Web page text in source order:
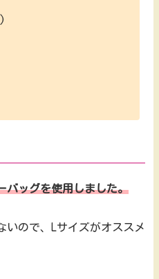
バッグを使用しました。
いので、Lサイズがオススメ